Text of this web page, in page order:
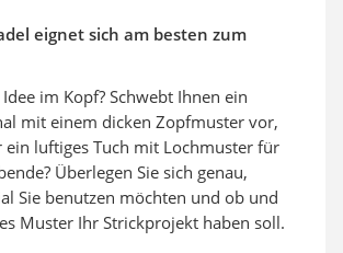
eignet sich am besten zum
im Kopf? Schwebt Ihnen ein
mit einem dicken Zopfmuster vor,
ein luftiges Tuch mit Lochmuster für
Überlegen Sie sich genau,
Sie benutzen möchten und ob und
Muster Ihr Strickprojekt haben soll.